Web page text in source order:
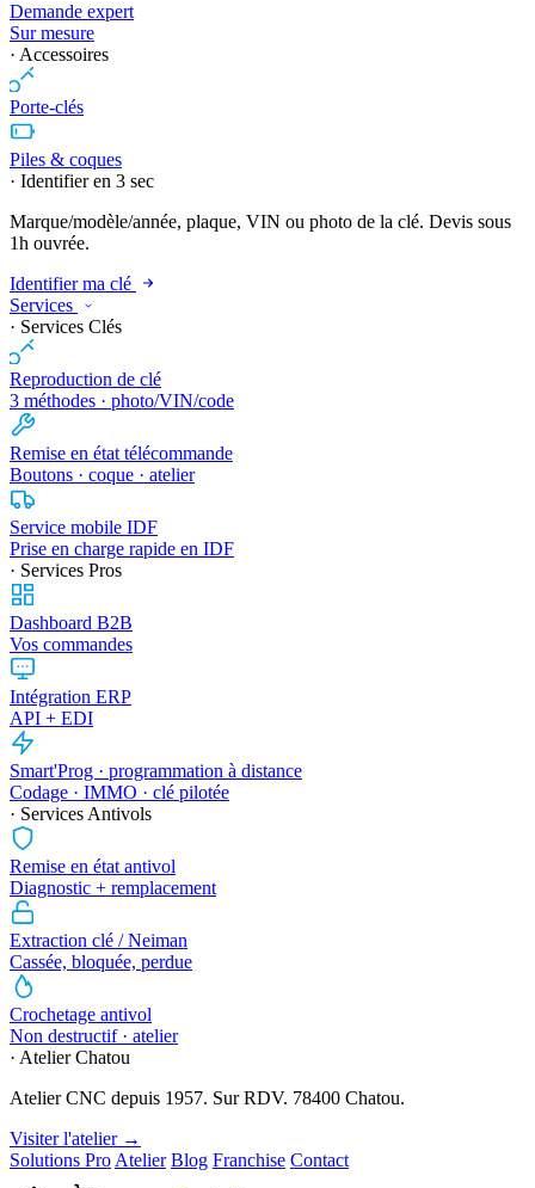
Demande expert
Sur mesure
· Accessoires
Porte-clés
Piles & coques
· Identifier en 3 sec
Marque/modèle/année, plaque, VIN ou photo de la clé. Devis sous
1h ouvrée.
Identifier ma clé
Services
· Services Clés
Reproduction de clé
3 méthodes · photo/VIN/code
Remise en état télécommande
Boutons · coque · atelier
Service mobile IDF
Prise en charge rapide en IDF
· Services Pros
Dashboard B2B
Vos commandes
Intégration ERP
API + EDI
Smart'Prog · programmation à distance
Codage · IMMO · clé pilotée
· Services Antivols
Remise en état antivol
Diagnostic + remplacement
Extraction clé / Neiman
Cassée, bloquée, perdue
Crochetage antivol
Non destructif · atelier
· Atelier Chatou
Atelier CNC depuis 1957. Sur RDV. 78400 Chatou.
Visiter l'atelier →
Solutions Pro Atelier Blog Franchise Contact